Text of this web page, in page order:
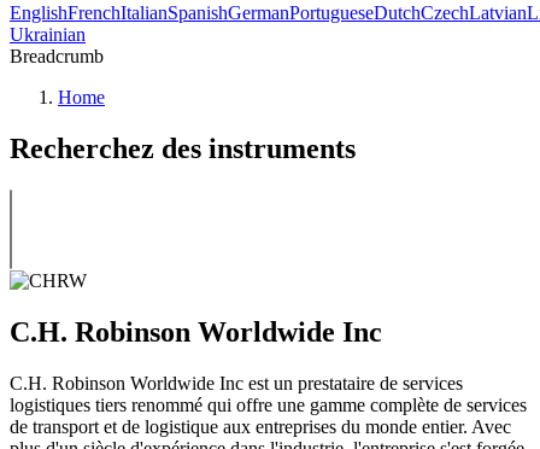
EnglishFrenchItalianSpanishGermanPortugueseDutchCzechLatvian
Ukrainian
Breadcrumb
Home
Recherchez des instruments
C.H. Robinson Worldwide Inc
C.H. Robinson Worldwide Inc est un prestataire de services
logistiques tiers renommé qui offre une gamme complète de services
de transport et de logistique aux entreprises du monde entier. Avec